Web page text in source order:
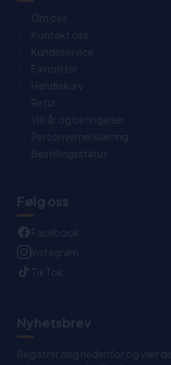
Om oss
Kontakt oss
Kundeservice
Favoritter
Handlekurv
Retur
Vilkår og betingelser
Personvernerklæring
Bestillingsstatus
Følg oss
Facebook
Instagram
TikTok
Nyhetsbrev
Registrer deg nedenfor og vær